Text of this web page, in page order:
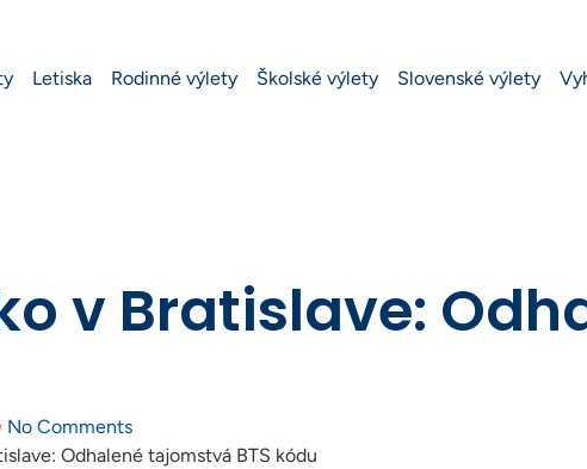
Letiska Rodinné výlety Školské výlety Slovenské výlety
v Bratislave:
No Comments
Odhalené tajomstvá BTS kódu